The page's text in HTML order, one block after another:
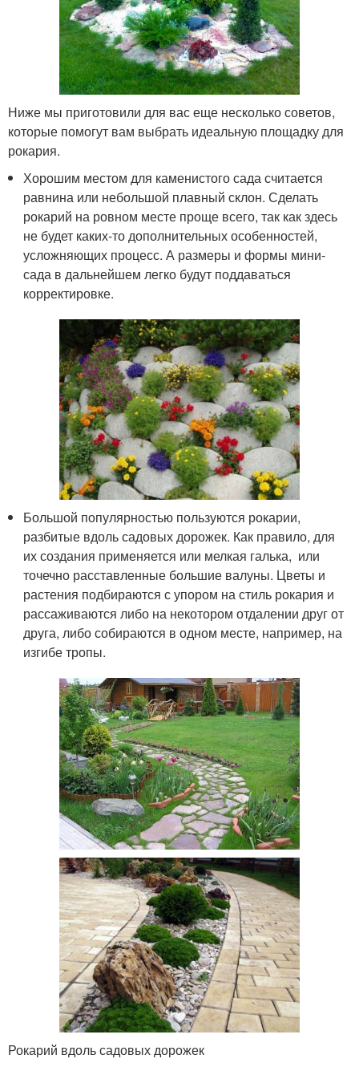
Ниже мы приготовили для вас еще несколько советов,
которые помогут вам выбрать идеальную площадку для
рокария.
Хорошим местом для каменистого сада считается
равнина или небольшой плавный склон. Сделать
рокарий на ровном месте проще всего, так как здесь
не будет каких-то дополнительных особенностей,
усложняющих процесс. А размеры и формы мини-
сада в дальнейшем легко будут поддаваться
корректировке.
Большой популярностью пользуются рокарии,
разбитые вдоль садовых дорожек. Как правило, для
их создания применяется или мелкая галька, или
точечно расставленные большие валуны. Цветы и
растения подбираются с упором на стиль рокария и
рассаживаются либо на некотором отдалении друг от
друга, либо собираются в одном месте, например, на
изгибе тропы.
Рокарий вдоль садовых дорожек